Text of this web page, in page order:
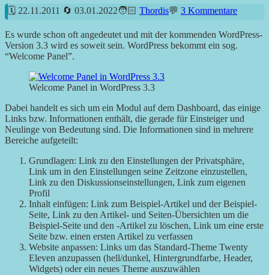
22.11.2011 03.01.2022 Thordis 3 Kommentare
Es wurde schon oft angedeutet und mit der kommenden WordPress-
Version 3.3 wird es soweit sein. WordPress bekommt ein sog.
“Welcome Panel”.
Welcome Panel in WordPress 3.3
Dabei handelt es sich um ein Modul auf dem Dashboard, das einige
Links bzw. Informationen enthält, die gerade für Einsteiger und
Neulinge von Bedeutung sind. Die Informationen sind in mehrere
Bereiche aufgeteilt:
Grundlagen: Link zu den Einstellungen der Privatsphäre,
Link um in den Einstellungen seine Zeitzone einzustellen,
Link zu den Diskussionseinstellungen, Link zum eigenen
Profil
Inhalt einfügen: Link zum Beispiel-Artikel und der Beispiel-
Seite, Link zu den Artikel- und Seiten-Übersichten um die
Beispiel-Seite und den -Artikel zu löschen, Link um eine erste
Seite bzw. einen ersten Artikel zu verfassen
Website anpassen: Links um das Standard-Theme Twenty
Eleven anzupassen (hell/dunkel, Hintergrundfarbe, Header,
Widgets) oder ein neues Theme auszuwählen